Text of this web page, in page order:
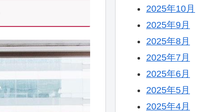
2025年10月
2025年9月
2025年8月
2025年7月
2025年6月
2025年5月
2025年4月